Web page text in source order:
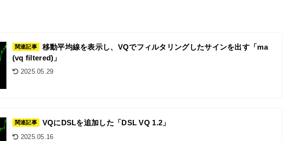
関連記事
移動平均線を表示し、VQでフィルタリングしたサインを出す「ma
(vq filtered)」
2025.05.29
関連記事 VQにDSLを追加した「DSL VQ 1.2」
2025.05.16